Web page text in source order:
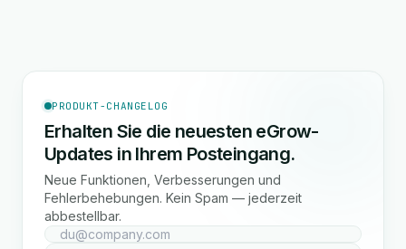
PRODUKT-CHANGELOG
Erhalten Sie die neuesten eGrow-
Updates in Ihrem Posteingang.
Neue Funktionen, Verbesserungen und
Fehlerbehebungen. Kein Spam — jederzeit
abbestellbar.